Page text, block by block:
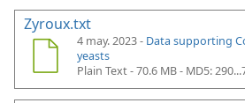
Zyroux.txt
4 may. 2023 - Data supporting
yeasts
Plain Text - 70.6 MB - MD5: